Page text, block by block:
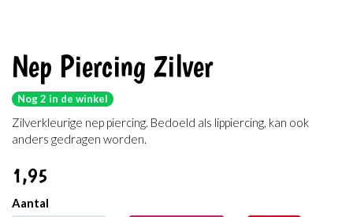
Nep Piercing Zilver
Nog 2 in de winkel
Zilverkleurige nep piercing. Bedoeld als lippiercing, kan ook
anders gedragen worden.
1,95
Aantal